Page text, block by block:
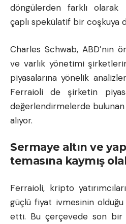
döngülerden farklı
çaplı spekülatif bir coşkuya
Charles Schwab, ABD’nin
ve varlık yönetimi
piyasalarına yönelik
Ferraioli de şirketin
değerlendirmelerde
alıyor.
Sermaye altın ve
temasına kaymış
Ferraioli, kripto
güçlü fiyat ivmesinin
etti. Bu çerçevede son bir